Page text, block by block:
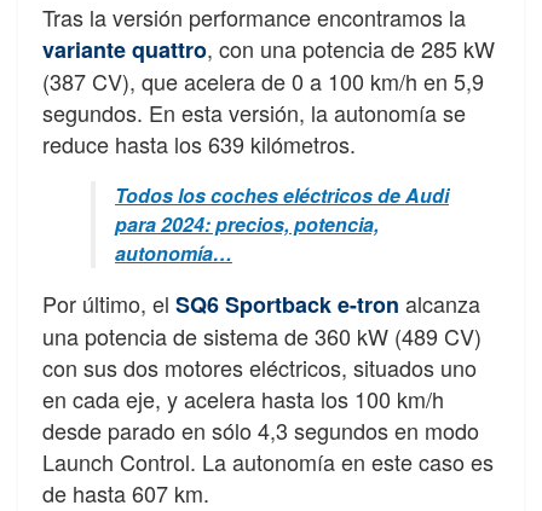
Tras la versión performance encontramos la
variante quattro, con una potencia de 285 kW
(387 CV), que acelera de 0 a 100 km/h en 5,9
segundos. En esta versión, la autonomía se
reduce hasta los 639 kilómetros.
Todos los coches eléctricos de Audi
para 2024: precios, potencia,
autonomía…
Por último, el SQ6 Sportback e-tron alcanza
una potencia de sistema de 360 kW (489 CV)
con sus dos motores eléctricos, situados uno
en cada eje, y acelera hasta los 100 km/h
desde parado en sólo 4,3 segundos en modo
Launch Control. La autonomía en este caso es
de hasta 607 km.